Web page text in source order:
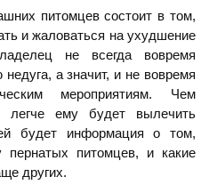
питомцев состоит в том,
и жаловаться на ухудшение
не всегда вовремя
а значит, и не вовремя
мероприятиям. Чем
легче ему будет вылечить
будет информация о том,
пернатых питомцев, и какие
других.